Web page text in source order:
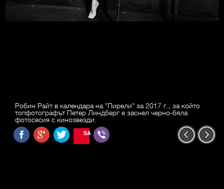
Робин Райт в календара на "Пирели" за 2017 г., за който
топфотографът Петер Линдберг е заснел черно-бяла
фотосесия с кинозвезди.
SAVE